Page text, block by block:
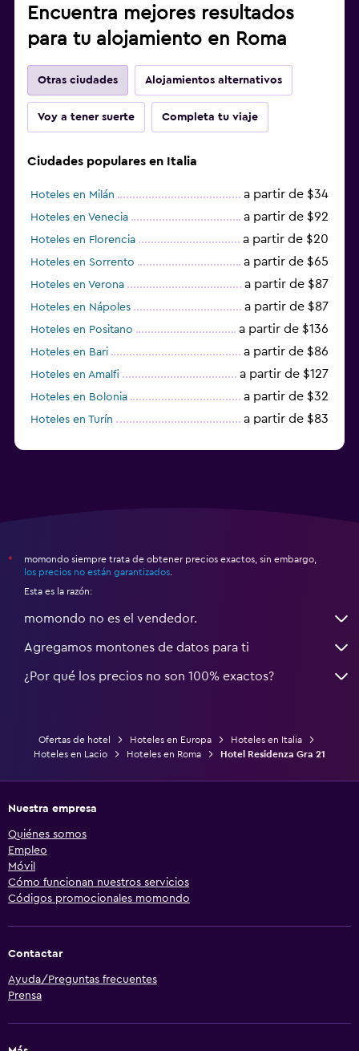
Encuentra mejores resultados
para tu alojamiento en Roma
Otras ciudades Alojamientos alternativos
Voy a tener suerte Completa tu viaje
Ciudades populares en Italia
Hoteles en Milán a partir de $34
Hoteles en Venecia a partir de $92
Hoteles en Florencia a partir de $20
Hoteles en Sorrento a partir de $65
Hoteles en Verona a partir de $87
Hoteles en Nápoles a partir de $87
Hoteles en Positano a partir de $136
Hoteles en Bari a partir de $86
Hoteles en Amalfi a partir de $127
Hoteles en Bolonia a partir de $32
Hoteles en Turín a partir de $83
*
momondo siempre trata de obtener precios exactos, sin embargo,
los precios no están garantizados
Esta es la razón:
momondo no es el vendedor.
Agregamos montones de datos para ti
¿Por qué los precios no son 100% exactos?
Ofertas de hotel Hoteles en Europa
Hoteles en Italia
Hoteles en Lacio
Hoteles en Roma Hotel Residenza Gra 21
Nuestra empresa
Quiénes somos
Empleo
Móvil
Cómo funcionan nuestros servicios
Códigos promocionales momondo
Contactar
Ayuda/Preguntas frecuentes
Prensa